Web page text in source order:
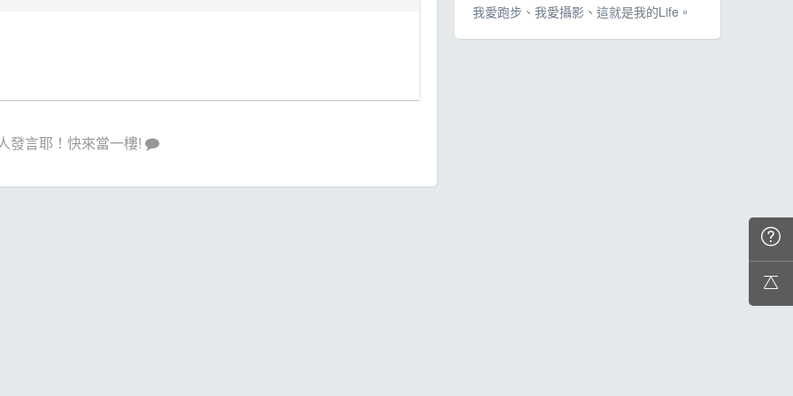
發言耶！快來當一樓!
我愛跑步、我愛攝影、這就是我的Life。